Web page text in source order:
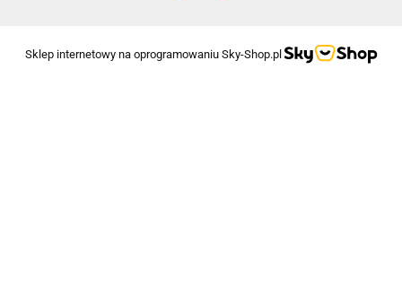
Sklep internetowy na oprogramowaniu Sky-Shop.pl